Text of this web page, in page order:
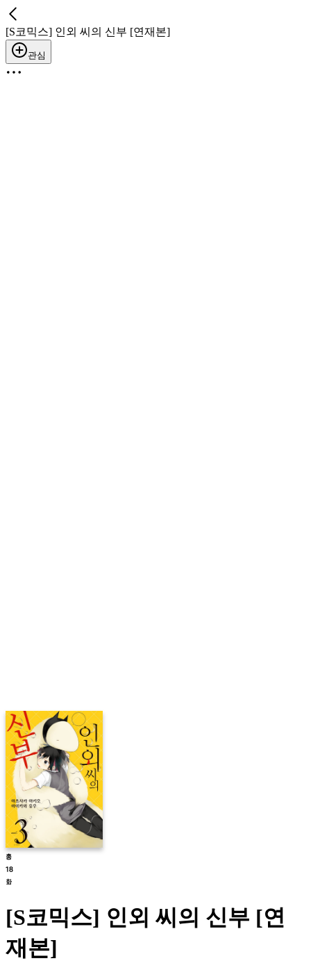
[S코믹스] 인외 씨의 신부 [연재본]
관심
[S코믹스] 인외 씨의 신부 [연
재본]